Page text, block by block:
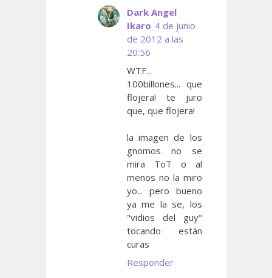
Dark Angel
Ikaro 4 de junio
de 2012 a las
20:56
WTF...
100billones... que
flojera! te juro
que, que flojera!
la imagen de los
gnomos no se
mira ToT o al
menos no la miro
yo... pero bueno
ya me la se, los
"vidios del guy"
tocando están
curas
Responder